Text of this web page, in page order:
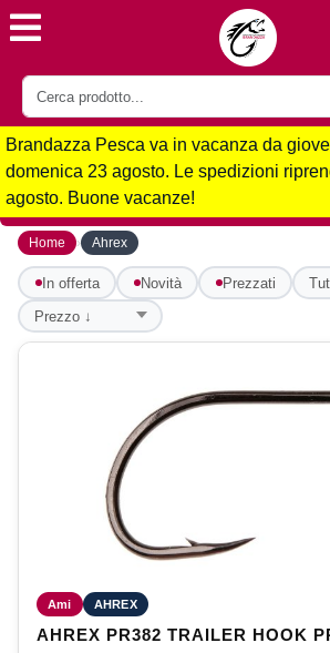
Brandazza Pesca va in vacanza da
domenica 23 agosto. Le spedizioni
agosto. Buone vacanze!
Home › Ahrex
In offerta Novità Prezzati
Ami AHREX
AHREX PR382 TRAILER HOOK